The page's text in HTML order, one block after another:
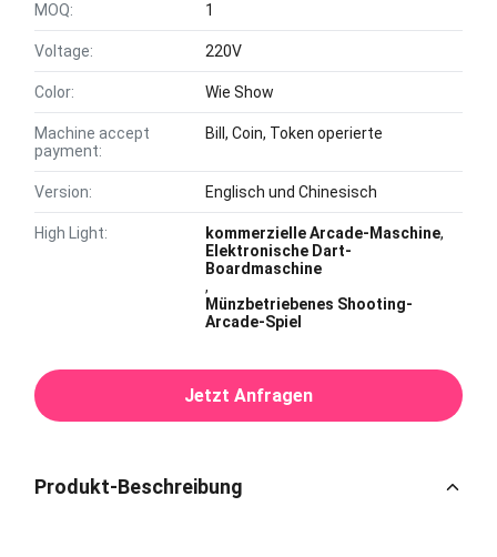
MOQ: 1
Voltage: 220V
Color: Wie Show
Machine accept
payment:
Bill, Coin, Token operierte
Version: Englisch und Chinesisch
High Light: kommerzielle Arcade-Maschine,
Elektronische Dart-
Boardmaschine
,
Münzbetriebenes Shooting-
Arcade-Spiel
Jetzt Anfragen
Produkt-Beschreibung